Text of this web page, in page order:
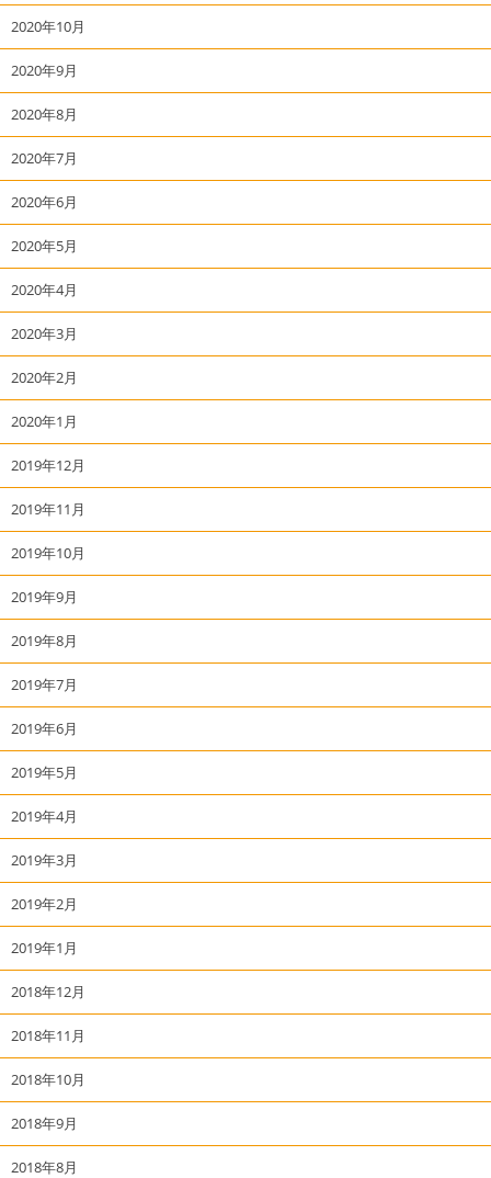
2020年10月
2020年9月
2020年8月
2020年7月
2020年6月
2020年5月
2020年4月
2020年3月
2020年2月
2020年1月
2019年12月
2019年11月
2019年10月
2019年9月
2019年8月
2019年7月
2019年6月
2019年5月
2019年4月
2019年3月
2019年2月
2019年1月
2018年12月
2018年11月
2018年10月
2018年9月
2018年8月